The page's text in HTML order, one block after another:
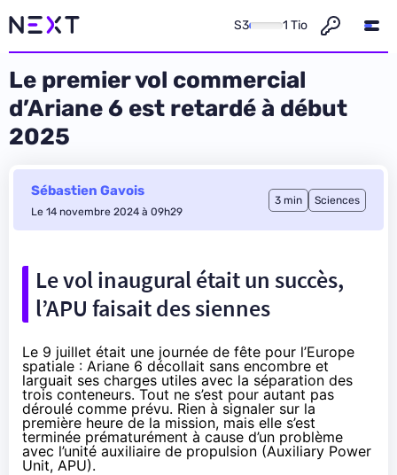
S3 1 Tio
Le premier vol commercial
d’Ariane 6 est retardé à début
2025
Sébastien Gavois
Le 14 novembre 2024 à 09h29
3 min Sciences
Le vol inaugural était un succès,
l’APU faisait des siennes
Le 9 juillet était une journée de fête pour l’Europe
spatiale : Ariane 6 décollait sans encombre et
larguait ses charges utiles avec la séparation des
trois conteneurs. Tout ne s’est pour autant pas
déroulé comme prévu. Rien à signaler sur la
première heure de la mission, mais elle s’est
terminée prématurément à cause d’un problème
avec l’unité auxiliaire de propulsion (Auxiliary Power
Unit, APU).